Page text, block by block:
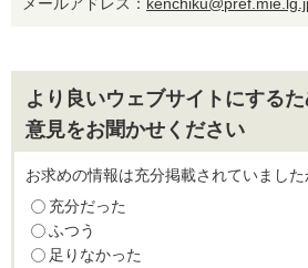
より良いウェブサイトにする
意見をお聞かせください
お求めの情報は充分掲載されていました
充分だった
ふつう
足りなかった